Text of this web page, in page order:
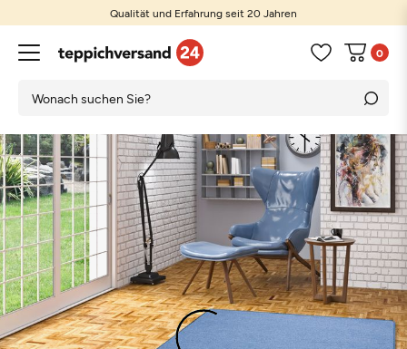
Qualität und Erfahrung seit 20 Jahren
0